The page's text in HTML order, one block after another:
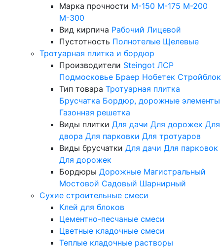
Марка прочности М-150 М-175 М-200
М-300
Вид кирпича Рабочий Лицевой
Пустотность Полнотелые Щелевые
Тротуарная плитка и бордюр
Производители Steingot ЛСР
Подмосковье Браер Нобетек Стройблок
Тип товара Тротуарная плитка
Брусчатка Бордюр, дорожные элементы
Газонная решетка
Виды плитки Для дачи Для дорожек Для
двора Для парковки Для тротуаров
Виды брусчатки Для дачи Для парковок
Для дорожек
Бордюры Дорожные Магистральный
Мостовой Садовый Шарнирный
Сухие строительные смеси
Клей для блоков
Цементно-песчаные смеси
Цветные кладочные смеси
Теплые кладочные растворы